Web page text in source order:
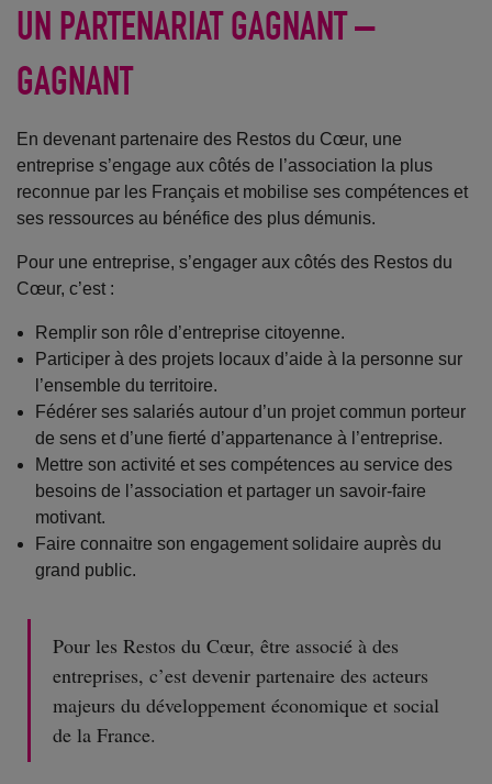
UN PARTENARIAT GAGNANT –
GAGNANT
En devenant partenaire des Restos du Cœur, une
entreprise s’engage aux côtés de l’association la plus
reconnue par les Français et mobilise ses compétences et
ses ressources au bénéfice des plus démunis.
Pour une entreprise, s’engager aux côtés des Restos du
Cœur, c’est :
Remplir son rôle d’entreprise citoyenne.
Participer à des projets locaux d’aide à la personne sur
l’ensemble du territoire.
Fédérer ses salariés autour d’un projet commun porteur
de sens et d’une fierté d’appartenance à l’entreprise.
Mettre son activité et ses compétences au service des
besoins de l’association et partager un savoir-faire
motivant.
Faire connaitre son engagement solidaire auprès du
grand public.
Pour les Restos du Cœur, être associé à des
entreprises, c’est devenir partenaire des acteurs
majeurs du développement économique et social
de la France.